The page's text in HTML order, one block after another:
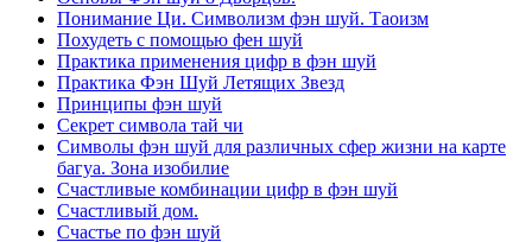
Понимание Ци. Символизм фэн шуй. Таоизм
Похудеть с помощью фен шуй
Практика применения цифр в фэн шуй
Практика Фэн Шуй Летящих Звезд
Принципы фэн шуй
Секрет символа тай чи
Символы фэн шуй для различных сфер жизни на карте
багуа. Зона изобилие
Счастливые комбинации цифр в фэн шуй
Счастливый дом.
Счастье по фэн шуй